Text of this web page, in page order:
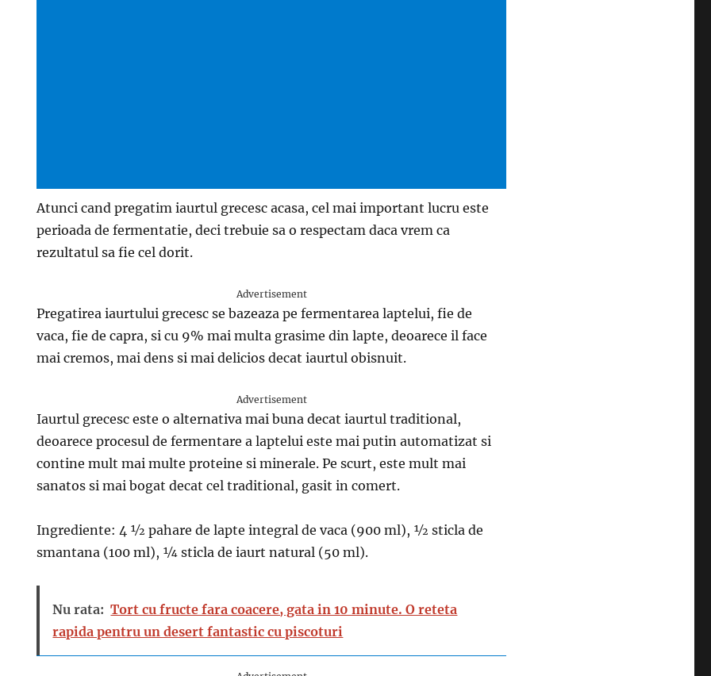
Atunci cand pregatim iaurtul grecesc acasa, cel mai important lucru este
perioada de fermentatie, deci trebuie sa o respectam daca vrem ca
rezultatul sa fie cel dorit.
Advertisement
Pregatirea iaurtului grecesc se bazeaza pe fermentarea laptelui, fie de
vaca, fie de capra, si cu 9% mai multa grasime din lapte, deoarece il face
mai cremos, mai dens si mai delicios decat iaurtul obisnuit.
Advertisement
Iaurtul grecesc este o alternativa mai buna decat iaurtul traditional,
deoarece procesul de fermentare a laptelui este mai putin automatizat si
contine mult mai multe proteine ​​si minerale. Pe scurt, este mult mai
sanatos si mai bogat decat cel traditional, gasit in comert.
Ingrediente: 4 ½ pahare de lapte integral de vaca (900 ml), ½ sticla de
smantana (100 ml), ¼ sticla de iaurt natural (50 ml).
Nu rata: Tort cu fructe fara coacere, gata in 10 minute. O reteta
rapida pentru un desert fantastic cu piscoturi